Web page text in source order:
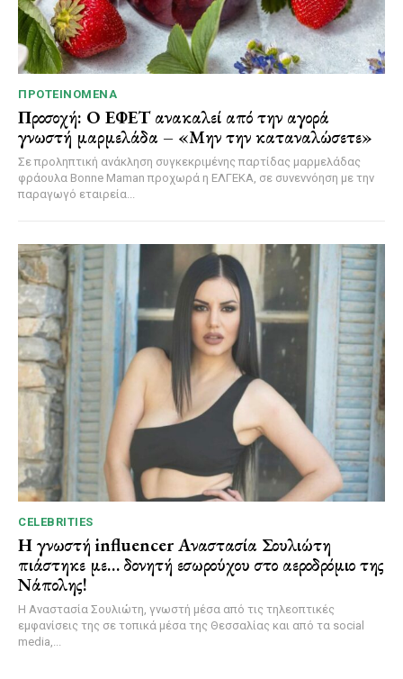
ΠΡΟΤΕΙΝΌΜΕΝΑ
Προσοχή: Ο ΕΦΕΤ ανακαλεί από την αγορά
γνωστή μαρμελάδα – «Μην την καταναλώσετε»
Σε προληπτική ανάκληση συγκεκριμένης παρτίδας μαρμελάδας
φράουλα Bonne Maman προχωρά η ΕΛΓΕΚΑ, σε συνεννόηση με την
παραγωγό εταιρεία...
CELEBRITIES
Η γνωστή influencer Αναστασία Σουλιώτη
πιάστηκε με… δονητή εσωρούχου στο αεροδρόμιο της
Νάπολης!
Η Αναστασία Σουλιώτη, γνωστή μέσα από τις τηλεοπτικές
εμφανίσεις της σε τοπικά μέσα της Θεσσαλίας και από τα social
media,...